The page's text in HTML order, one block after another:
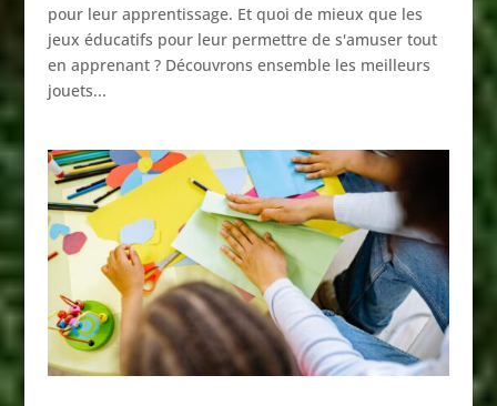
pour leur apprentissage. Et quoi de mieux que les
jeux éducatifs pour leur permettre de s'amuser tout
en apprenant ? Découvrons ensemble les meilleurs
jouets...